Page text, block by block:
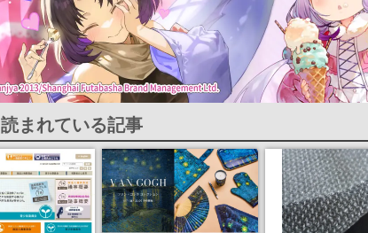
まれている記事